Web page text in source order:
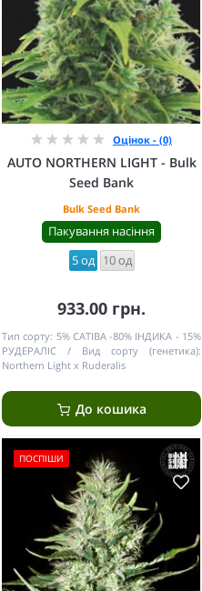
Оцінок - (0)
AUTO NORTHERN LIGHT - Bulk
Seed Bank
Bulk Seed Bank
Пакування насіння
5 од 10 од
933.00 грн.
Тип сорту: 5% САТІВА -80% ІНДИКА - 15%
РУДЕРАЛІС
Вид сорту (генетика):
Northern Light x Ruderalis
До кошика
ПОСПІШИ